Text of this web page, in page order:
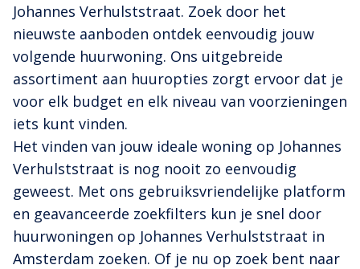
Johannes Verhulststraat. Zoek door het
nieuwste aanboden ontdek eenvoudig jouw
volgende huurwoning. Ons uitgebreide
assortiment aan huuropties zorgt ervoor dat je
voor elk budget en elk niveau van voorzieningen
iets kunt vinden.
Het vinden van jouw ideale woning op Johannes
Verhulststraat is nog nooit zo eenvoudig
geweest. Met ons gebruiksvriendelijke platform
en geavanceerde zoekfilters kun je snel door
huurwoningen op Johannes Verhulststraat in
Amsterdam zoeken. Of je nu op zoek bent naar